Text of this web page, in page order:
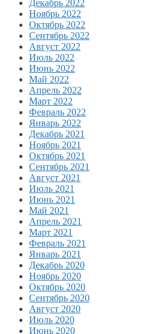
Декабрь 2022
Ноябрь 2022
Октябрь 2022
Сентябрь 2022
Август 2022
Июль 2022
Июнь 2022
Май 2022
Апрель 2022
Март 2022
Февраль 2022
Январь 2022
Декабрь 2021
Ноябрь 2021
Октябрь 2021
Сентябрь 2021
Август 2021
Июль 2021
Июнь 2021
Май 2021
Апрель 2021
Март 2021
Февраль 2021
Январь 2021
Декабрь 2020
Ноябрь 2020
Октябрь 2020
Сентябрь 2020
Август 2020
Июль 2020
Июнь 2020